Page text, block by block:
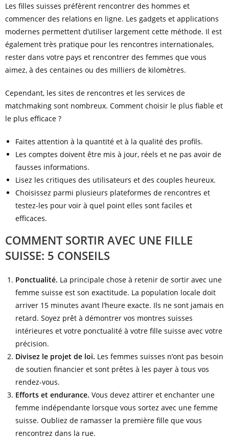
Les filles suisses préfèrent rencontrer des hommes et
commencer des relations en ligne. Les gadgets et applications
modernes permettent d’utiliser largement cette méthode. Il est
également très pratique pour les rencontres internationales,
rester dans votre pays et rencontrer des femmes que vous
aimez, à des centaines ou des milliers de kilomètres.
Cependant, les sites de rencontres et les services de
matchmaking sont nombreux. Comment choisir le plus fiable et
le plus efficace ?
Faites attention à la quantité et à la qualité des profils.
Les comptes doivent être mis à jour, réels et ne pas avoir de
fausses informations.
Lisez les critiques des utilisateurs et des couples heureux.
Choisissez parmi plusieurs plateformes de rencontres et
testez-les pour voir à quel point elles sont faciles et
efficaces.
COMMENT SORTIR AVEC UNE FILLE
SUISSE: 5 CONSEILS
Ponctualité. La principale chose à retenir de sortir avec une
femme suisse est son exactitude. La population locale doit
arriver 15 minutes avant l’heure exacte. Ils ne sont jamais en
retard. Soyez prêt à démontrer vos montres suisses
intérieures et votre ponctualité à votre fille suisse avec votre
précision.
Divisez le projet de loi. Les femmes suisses n’ont pas besoin
de soutien financier et sont prêtes à les payer à tous vos
rendez-vous.
Efforts et endurance. Vous devez attirer et enchanter une
femme indépendante lorsque vous sortez avec une femme
suisse. Oubliez de ramasser la première fille que vous
rencontrez dans la rue.